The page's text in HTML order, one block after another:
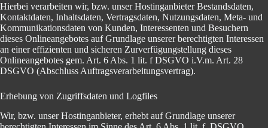
Hierbei verarbeiten wir, bzw. unser Hostinganbieter Bestandsdaten,
Kontaktdaten, Inhaltsdaten, Vertragsdaten, Nutzungsdaten, Meta- und
Kommunikationsdaten von Kunden, Interessenten und Besuchern
dieses Onlineangebotes auf Grundlage unserer berechtigten Interessen
an einer effizienten und sicheren Zurverfügungstellung dieses
Onlineangebotes gem. Art. 6 Abs. 1 lit. f DSGVO i.V.m. Art. 28
DSGVO (Abschluss Auftragsverarbeitungsvertrag).
Erhebung von Zugriffsdaten und Logfiles
Wir, bzw. unser Hostinganbieter, erhebt auf Grundlage unserer